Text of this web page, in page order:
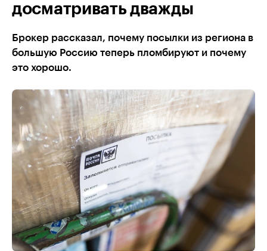
досматривать дважды
Брокер рассказал, почему посылки из региона в
большую Россию теперь пломбируют и почему
это хорошо.